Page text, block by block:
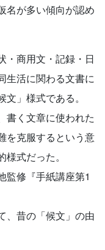
名が多い傾向が認め
・商用文・記録・日
生活に関わる文書に
」様式である。
書く文章に使われた
を克服するという意
式だった。
監修『手紙講座第1
、昔の「候文」の由